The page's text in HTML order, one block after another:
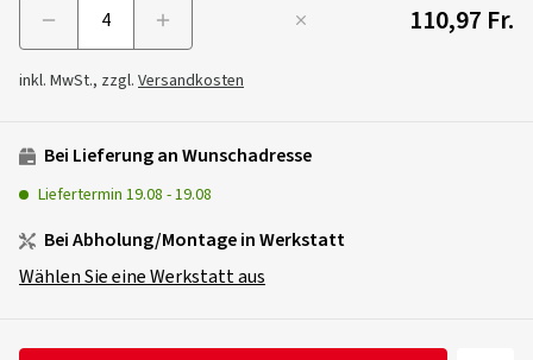
110,97 Fr.
inkl. MwSt., zzgl. Versandkosten
Bei Lieferung an Wunschadresse
Liefertermin 19.08 -19.08
Bei Abholung/Montage in Werkstatt
Wählen Sie eine Werkstatt aus